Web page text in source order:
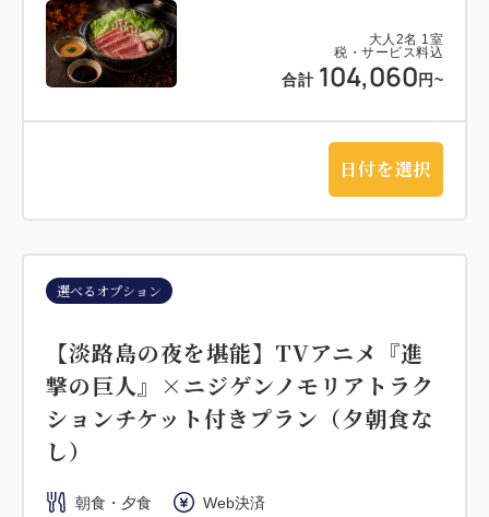
大人 2名 1 室
税・サービス料込
合計 104,060 円~
日付を選択
選べるオプション
【淡路島の夜を堪能】TVアニメ『進
撃の巨人』×ニジゲンノモリアトラク
ションチケット付きプラン（夕朝食な
し）
朝食・夕食 Web決済